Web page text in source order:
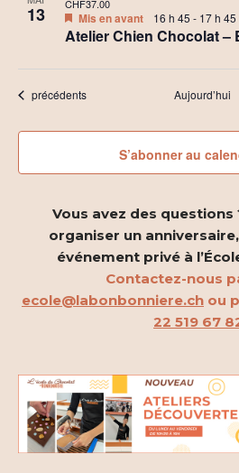
13
Atelier Chien Chocolat –
Mis en avant 16 h 45 - 17 h 45
CHF37.00
Évènements
précédents Aujourd’hui
S’abonner au
Vous avez des questions
organiser un
événement privé à
Contactez-nous
ecole@labonbonniere.ch ou
22 519 67